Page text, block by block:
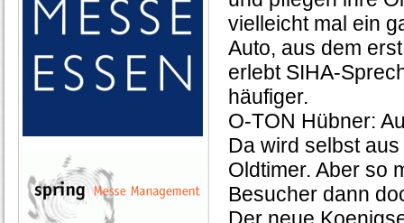
vielleicht mal ein
Auto, aus dem
erlebt SIHA-
häufiger.
O-TON Hübner:
Da wird selbst
Oldtimer. Aber so
Besucher dann